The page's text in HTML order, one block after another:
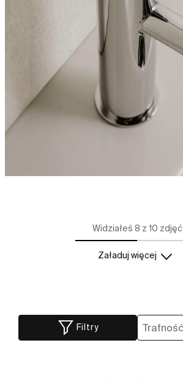
Widziałeś 8 z 10 zdjęć
Załaduj więcej
Filtry